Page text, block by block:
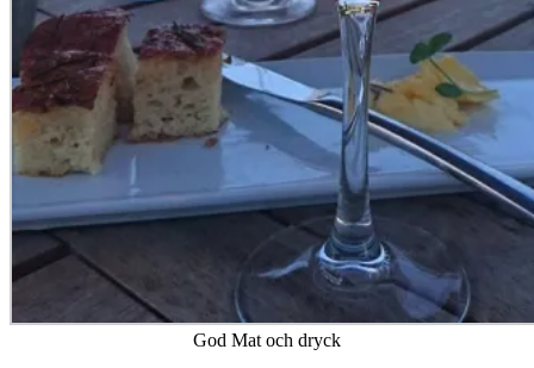
God Mat och dryck